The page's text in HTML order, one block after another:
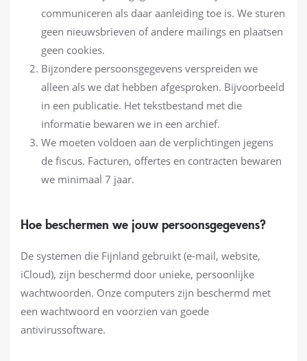
communiceren als daar aanleiding toe is. We sturen
geen nieuwsbrieven of andere mailings en plaatsen
geen cookies.
Bijzondere persoonsgegevens verspreiden we
alleen als we dat hebben afgesproken. Bijvoorbeeld
in een publicatie. Het tekstbestand met die
informatie bewaren we in een archief.
We moeten voldoen aan de verplichtingen jegens
de fiscus. Facturen, offertes en contracten bewaren
we minimaal 7 jaar.
Hoe beschermen we jouw persoonsgegevens?
De systemen die Fijnland gebruikt (e-mail, website,
iCloud), zijn beschermd door unieke, persoonlijke
wachtwoorden. Onze computers zijn beschermd met
een wachtwoord en voorzien van goede
antivirussoftware.